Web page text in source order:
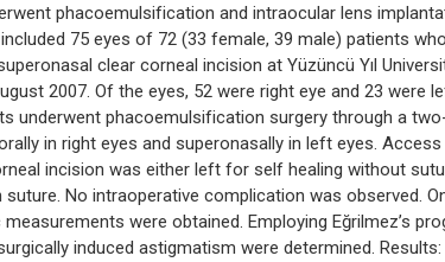
phacoemulsification and intraocular lens
75 eyes of 72 (33 female, 39 male) patients
clear corneal incision at Yüzüncü Yıl
2007. Of the eyes, 52 were right eye and 23 were
underwent phacoemulsification surgery through a
in right eyes and superonasally in left eyes.
incision was either left for self healing without
No intraoperative complication was observed.
were obtained. Employing Eğrilmez’s
induced astigmatism were determined.